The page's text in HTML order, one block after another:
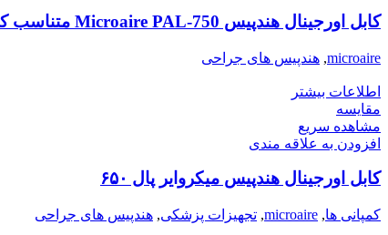
کابل اورجینال هندپیس Microaire PAL-750 متناسب کنسول 1025
microaire
, هندپیس های جراحی
اطلاعات بیشتر
مقایسه
مشاهده سریع
افزودن به علاقه مندی
کابل اورجینال هندپیس میکروایر پال ۶۵۰
کمپانی ها,
microaire
, تجهیزات پزشکی, هندپیس های جراحی